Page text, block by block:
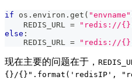
if os . environ . get ( "envname"
    REDIS_URL
= "redis://
else :
    REDIS_URL
= "redis://
现在主要的问题在于，
{}/{}".format('redisIP',